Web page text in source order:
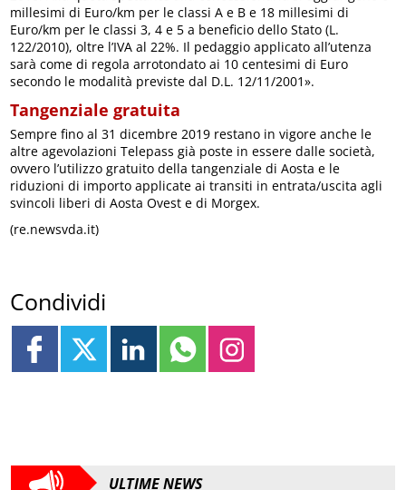
millesimi di Euro/km per le classi A e B e 18 millesimi di
Euro/km per le classi 3, 4 e 5 a beneficio dello Stato (L.
122/2010), oltre l’IVA al 22%. Il pedaggio applicato all’utenza
sarà come di regola arrotondato ai 10 centesimi di Euro
secondo le modalità previste dal D.L. 12/11/2001».
Tangenziale gratuita
Sempre fino al 31 dicembre 2019 restano in vigore anche le
altre agevolazioni Telepass già poste in essere dalle società,
ovvero l’utilizzo gratuito della tangenziale di Aosta e le
riduzioni di importo applicate ai transiti in entrata/uscita agli
svincoli liberi di Aosta Ovest e di Morgex.
(re.newsvda.it)
Condividi
ULTIME NEWS